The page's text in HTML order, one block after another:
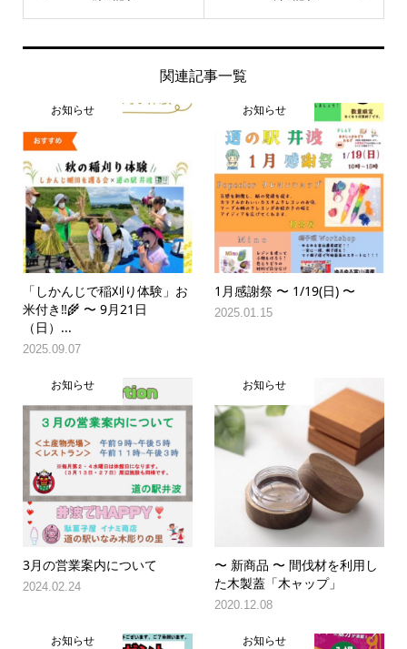
関連記事一覧
お知らせ
「しかんじで稲刈り体験」お
米付き‼️🌾 〜 9月21日
（日）...
2025.09.07
お知らせ
1月感謝祭 〜 1/19(日) 〜
2025.01.15
お知らせ
3月の営業案内について
2024.02.24
お知らせ
〜 新商品 〜 間伐材を利用し
た木製蓋「木ャップ」
2020.12.08
お知らせ お知らせ